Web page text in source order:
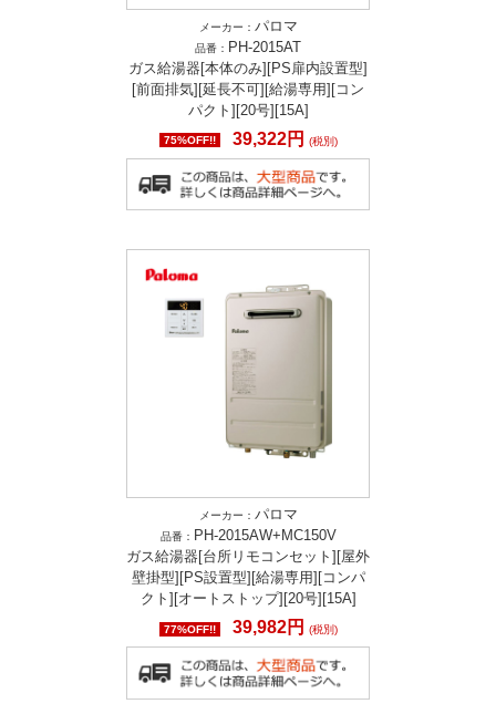
メーカー： パロマ
品番： PH-2015AT
ガス給湯器[本体のみ][PS扉内設置型]
[前面排気][延長不可][給湯専用][コン
パクト][20号][15A]
75%OFF!! 39,322円 (税別)
メーカー： パロマ
品番： PH-2015AW+MC150V
ガス給湯器[台所リモコンセット][屋外
壁掛型][PS設置型][給湯専用][コンパ
クト][オートストップ][20号][15A]
77%OFF!! 39,982円 (税別)